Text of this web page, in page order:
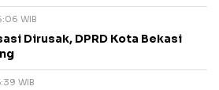
WIB
Dirusak, DPRD Kota Bekasi
WIB